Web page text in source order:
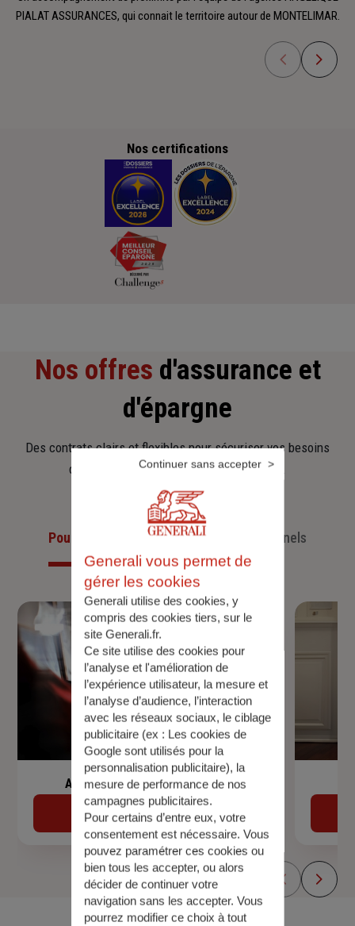
PIALAT ASSURANCES, qui connait le territoire autour de MONTELIMAR.
Nos certifications
Nos offres d'assurance et
d'épargne
Des contrats clairs et flexibles pour sécuriser vos besoins
d’aujourd’hui et anticiper ceux de demain.
Pour les particuliersPour les professionnels
Assurance de prêt immobilier
Découvrir
Generali vous permet de
gérer les cookies
Generali utilise des cookies, y
compris des cookies tiers, sur le
site Generali.fr.
Ce site utilise des cookies pour
l’analyse et l'amélioration de
l’expérience utilisateur, la mesure et
l’analyse d’audience, l’interaction
avec les réseaux sociaux, le ciblage
publicitaire (ex : Les cookies de
Google sont utilisés pour la
personnalisation publicitaire), la
mesure de performance de nos
campagnes publicitaires.
Pour certains d’entre eux, votre
consentement est nécessaire. Vous
pouvez paramétrer ces cookies ou
bien tous les accepter, ou alors
décider de continuer votre
navigation sans les accepter. Vous
pourrez modifier ce choix à tout
Continuer sans accepter